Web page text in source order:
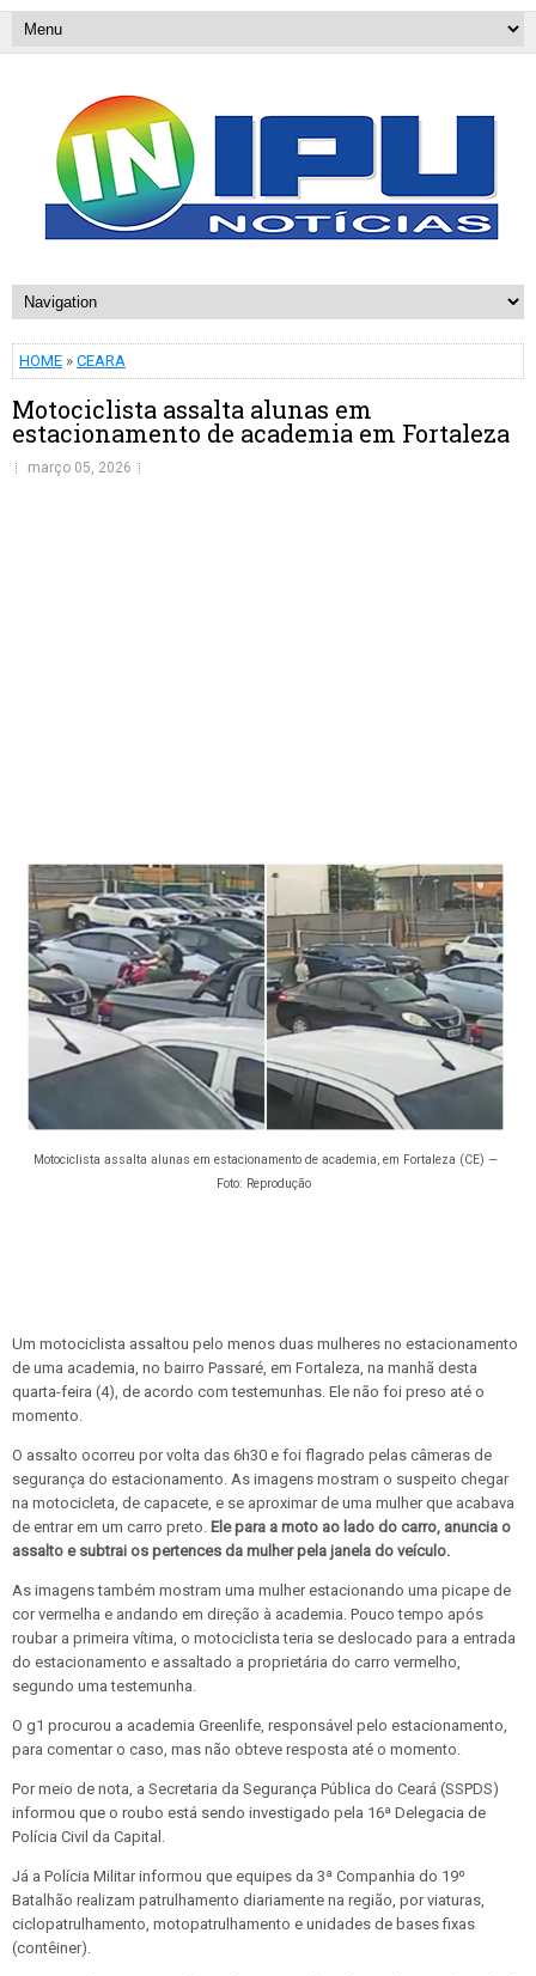
HOME » CEARA
Motociclista assalta alunas em
estacionamento de academia em Fortaleza
março 05, 2026
Motociclista assalta alunas em estacionamento de academia, em Fortaleza (CE) —
Foto: Reprodução
Um motociclista assaltou pelo menos duas mulheres no estacionamento
de uma academia, no bairro Passaré, em Fortaleza, na manhã desta
quarta-feira (4), de acordo com testemunhas. Ele não foi preso até o
momento.
O assalto ocorreu por volta das 6h30 e foi flagrado pelas câmeras de
segurança do estacionamento. As imagens mostram o suspeito chegar
na motocicleta, de capacete, e se aproximar de uma mulher que acabava
de entrar em um carro preto. Ele para a moto ao lado do carro, anuncia o
assalto e subtrai os pertences da mulher pela janela do veículo.
As imagens também mostram uma mulher estacionando uma picape de
cor vermelha e andando em direção à academia. Pouco tempo após
roubar a primeira vítima, o motociclista teria se deslocado para a entrada
do estacionamento e assaltado a proprietária do carro vermelho,
segundo uma testemunha.
O g1 procurou a academia Greenlife, responsável pelo estacionamento,
para comentar o caso, mas não obteve resposta até o momento.
Por meio de nota, a Secretaria da Segurança Pública do Ceará (SSPDS)
informou que o roubo está sendo investigado pela 16ª Delegacia de
Polícia Civil da Capital.
Já a Polícia Militar informou que equipes da 3ª Companhia do 19º
Batalhão realizam patrulhamento diariamente na região, por viaturas,
ciclopatrulhamento, motopatrulhamento e unidades de bases fixas
(contêiner).